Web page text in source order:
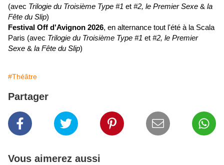
(avec Trilogie du Troisième Type #1 et #2, le Premier Sexe & la
Fête du Slip)
Festival Off d'Avignon 2026, en alternance tout l'été à la Scala
Paris (avec Trilogie du Troisième Type #1 et #2, le Premier
Sexe & la Fête du Slip)
#Théâtre
Partager
Vous aimerez aussi